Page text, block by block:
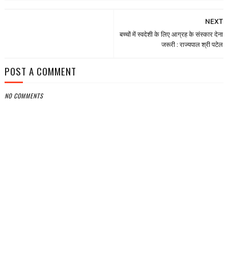
NEXT
बच्चों में स्वदेशी के लिए आग्रह के संस्कार देना
जरूरी : राज्यपाल श्री पटेल
POST A COMMENT
NO COMMENTS